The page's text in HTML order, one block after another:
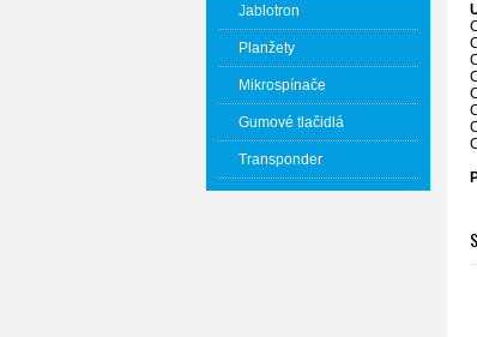
Jablotron
Planžety
Mikrospínače
Gumové tlačidlá
Transponder